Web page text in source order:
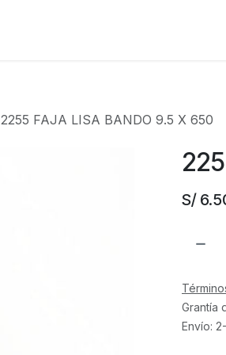
2255 FAJA LISA BANDO 9.5 X 650
S/
Grantía
Envío: